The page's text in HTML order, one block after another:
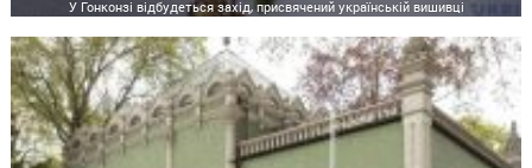
У Гонконзі відбудеться захід, присвячений українській вишивці